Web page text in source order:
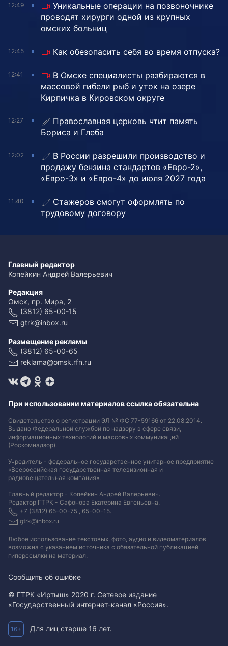
12:49
Уникальные операции на позвоночнике
проводят хирурги одной из крупных
омских больниц
12:45 Как обезопасить себя во время отпуска?
12:41
В Омске специалисты разбираются в
массовой гибели рыб и уток на озере
Кирпичка в Кировском округе
12:27
Православная церковь чтит память
Бориса и Глеба
12:02
В России разрешили производство и
продажу бензина стандартов «Евро-2»,
«Евро-3» и «Евро-4» до июля 2027 года
11:40
Стажеров смогут оформлять по
трудовому договору
Главный редактор
Копейкин Андрей Валерьевич
Редакция
Омск, пр. Мира, 2
(3812) 65-00-15
gtrk@inbox.ru
Размещение рекламы
(3812) 65-00-65
reklama@omsk.rfn.ru
При использовании материалов ссылка обязательна
Свидетельство о регистрации ЭЛ № ФС 77-59166 от 22.08.2014.
Выдано Федеральной службой по надзору в сфере связи,
информационных технологий и массовых коммуникаций
(Роскомнадзор).
Учредитель - федеральное государственное унитарное предприятие
«Всероссийская государственная телевизионная и
радиовещательная компания».
Главный редактор - Копейкин Андрей Валерьевич.
Редактор ГТРК - Сафонова Екатерина Евгеньевна.
+7 (3812) 65-00-75 , 65-00-15.
gtrk@inbox.ru
Любое использование текстовых, фото, аудио и видеоматериалов
возможна с указанием источника с обязательной публикацией
гиперссылки на материал.
Сообщить об ошибке
© ГТРК «Иртыш» 2020 г. Сетевое издание
«Государственный интернет-канал «Россия».
16+ Для лиц старше 16 лет.